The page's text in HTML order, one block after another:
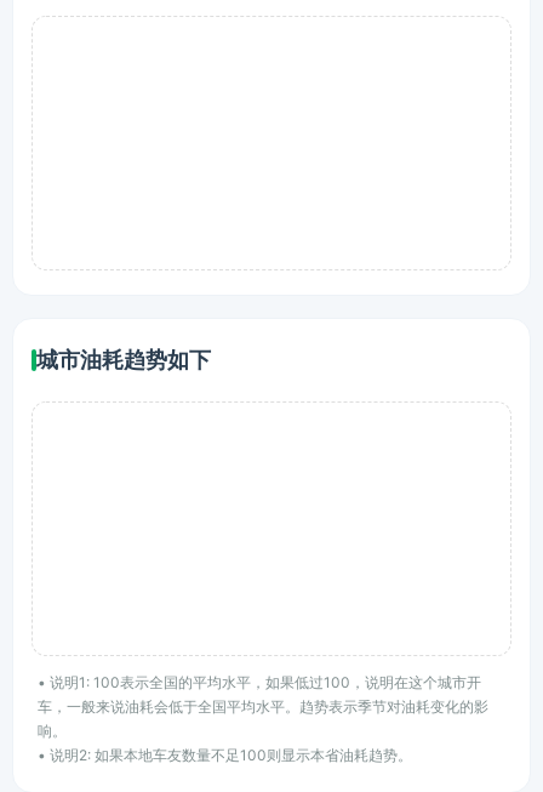
城市油耗趋势如下
• 说明1: 100表示全国的平均水平，如果低过100，说明在这个城市开
车，一般来说油耗会低于全国平均水平。趋势表示季节对油耗变化的影
响。
• 说明2: 如果本地车友数量不足100则显示本省油耗趋势。